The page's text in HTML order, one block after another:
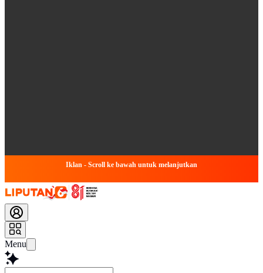
Iklan - Scroll ke bawah untuk melanjutkan
Menu